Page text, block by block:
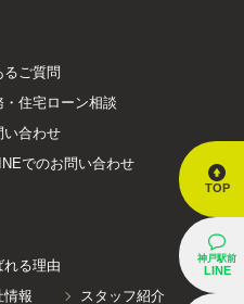
TOP
神戸駅前
LINE
るご質問
・住宅ローン相談
い合わせ
でのお問い合わせ
れる理由
情報 スタッフ紹介